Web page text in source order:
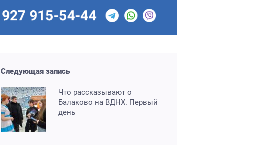
Следующая запись
Что рассказывают о
Балаково на ВДНХ. Первый
день